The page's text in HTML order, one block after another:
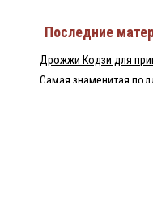
Последние
Дрожжи Кодзи для
Самая знаменитая